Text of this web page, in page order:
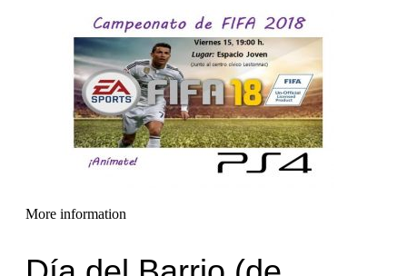
More information